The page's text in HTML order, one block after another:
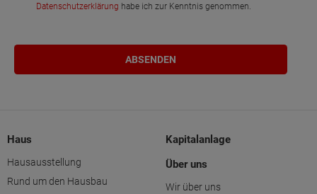
Datenschutzerklärung habe ich zur Kenntnis genommen.
Haus
Hausausstellung
Rund um den Hausbau
Kapitalanlage
Über uns
Wir über uns